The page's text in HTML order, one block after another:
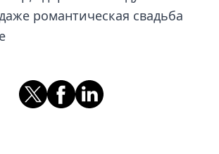
романтическая свадьба